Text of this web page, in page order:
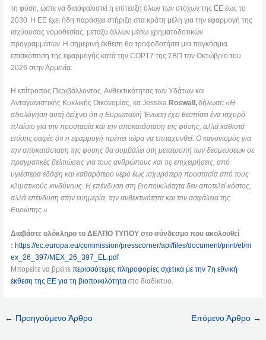
τη φύση, ώστε να διασφαλιστεί η επίτευξη όλων των στόχων της ΕΕ έως το
2030. Η ΕΕ έχει ήδη παράσχει στήριξη στα κράτη μέλη για την εφαρμογή της
ισχύουσας νομοθεσίας, μεταξύ άλλων μέσω χρηματοδοτικών
προγραμμάτων. Η σημερινή έκθεση θα τροφοδοτήσει μια παγκόσμια
επισκόπηση της εφαρμογής κατά την COP17 της ΣΒΠ τον Οκτώβριο του
2026 στην Αρμενία.
Η επίτροπος Περιβάλλοντος, Ανθεκτικότητας των Υδάτων και
Ανταγωνιστικής Κυκλικής Οικονομίας, κα Jessika Roswall,δήλωσε:«Η
αξιολόγηση αυτή δείχνει ότι η Ευρωπαϊκή Ένωση έχει θεσπίσει ένα ισχυρό
πλαίσιο για την προστασία και την αποκατάσταση της φύσης, αλλά καθιστά
επίσης σαφές ότι η εφαρμογή πρέπει τώρα να επιταχυνθεί. Ο κανονισμός για
την αποκατάσταση της φύσης θα συμβάλει στη μετατροπή των δεσμεύσεων σε
πραγματικές βελτιώσεις για τους ανθρώπους και τις επιχειρήσεις, από
υγιέστερα εδάφη και καθαρότερο νερό έως ισχυρότερη προστασία από τους
κλιματικούς κινδύνους. Η επένδυση στη βιοποικιλότητα δεν αποτελεί κόστος,
αλλά επένδυση στην ευημερία, την ανθεκτικότητα και την ασφάλεια της
Ευρώπης.»
Διαβάστε ολόκληρο το ΔΕΛΤΙΟ ΤΥΠΟΥ στο σύνδεσμο που ακολουθεί
:https://ec.europa.eu/commission/presscorner/api/files/document/print/el/m
ex_26_397/MEX_26_397_EL.pdf
Μπορείτε να βρείτεπερισσότερες πληροφορίες σχετικά με την 7η εθνική
έκθεση της ΕΕ για τη βιοποικιλότηταστο διαδίκτυο.
← Προηγούμενο Άρθρο Επόμενο Άρθρο →